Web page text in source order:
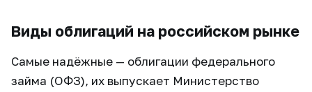
Виды облигаций на российском рынке
Самые надёжные — облигации федерального
займа (ОФЗ), их выпускает Министерство